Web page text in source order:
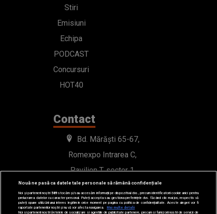
Stiri
Emisiuni
Echipa
PODCAST
Concursuri
HOT40
Contact
Bd. Mărăști 65-67,
Romexpo Intrarea C,
Pavilion T, sector 1
office@radioimpuls.ro
Nouă ne pasă ca datele tale personale să rămână confidențiale
Noi și partenerii noștri589stocăm și/sau accesăm informații pe dispozitivul dvs., precum identificatorii cookie unici pentru
prelucrarea datelor cu caracter personal. Puteți accepta sau gestiona preferințele dvs. făcând clic mai jos, respectiv vă
puteți opune utilizării unui interes legitim în orice moment pe pagina cu politica de confidențialitate. Aceste alegeri vor fi
raportate partenerilor noștri și nu vă vor afecta navigarea.
Mai multe detalii
Noi si partenerii nostri (retelele de socializare si agentiile de publicitate partenere, precum si furnizorii nostri de servicii de